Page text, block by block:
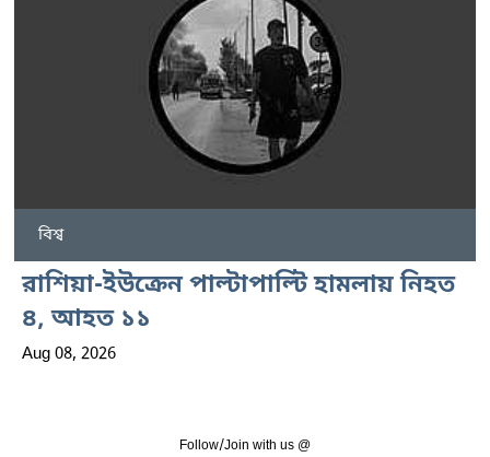
বিশ্ব
রাশিয়া-ইউক্রেন পাল্টাপাল্টি হামলায় নিহত
৪, আহত ১১
Aug 08, 2026
Follow/Join with us @